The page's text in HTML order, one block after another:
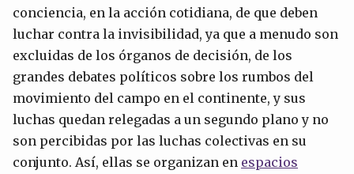
conciencia, en la acción cotidiana, de que deben
luchar contra la invisibilidad, ya que a menudo son
excluidas de los órganos de decisión, de los
grandes debates políticos sobre los rumbos del
movimiento del campo en el continente, y sus
luchas quedan relegadas a un segundo plano y no
son percibidas por las luchas colectivas en su
conjunto. Así, ellas se organizan en espacios